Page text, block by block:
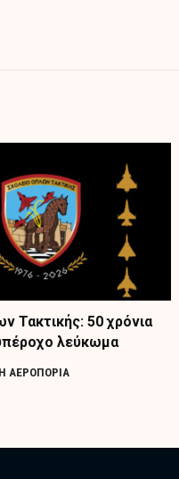
Τακτικής: 50 χρόνια
λεύκωμα
ΑΕΡΟΠΟΡΙΑ